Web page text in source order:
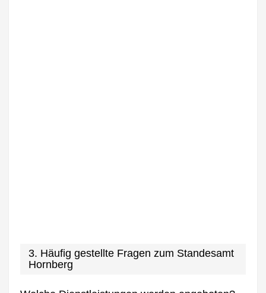
3. Häufig gestellte Fragen zum Standesamt
Hornberg